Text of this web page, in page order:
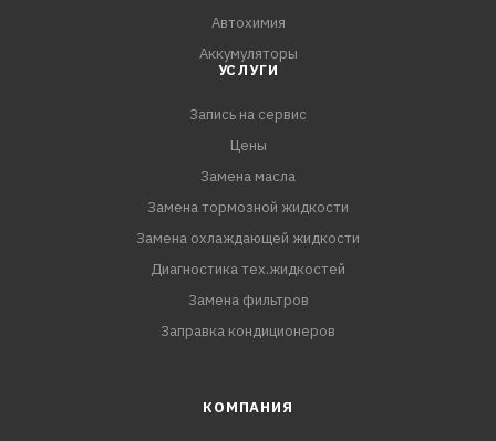
Автохимия
Аккумуляторы
УСЛУГИ
Запись на сервис
Цены
Замена масла
Замена тормозной жидкости
Замена охлаждающей жидкости
Диагностика тех.жидкостей
Замена фильтров
Заправка кондиционеров
КОМПАНИЯ